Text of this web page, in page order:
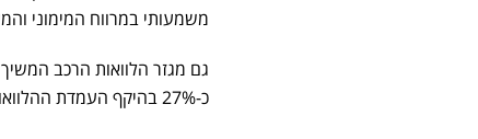
משמעותי במרווח המימוני
כ-27% בהיקף העמדת ההלוואות החדשות לעומת הרבעון המקביל אשתקד.